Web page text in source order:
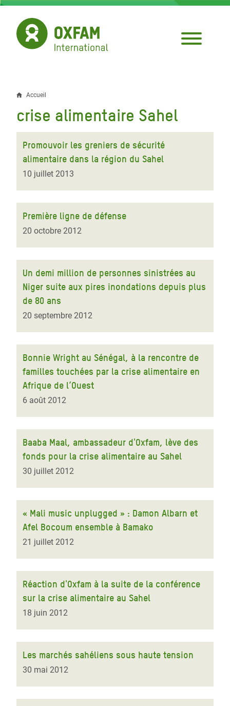
Aller
contenu
principal
Fil
d'Ariane
Accueil
crise alimentaire Sahel
Promouvoir les greniers de sécurité
alimentaire dans la région du Sahel
10 juillet 2013
Première ligne de défense
20 octobre 2012
Un demi million de personnes sinistrées au
Niger suite aux pires inondations depuis plus
de 80 ans
20 septembre 2012
Bonnie Wright au Sénégal, à la rencontre de
familles touchées par la crise alimentaire en
Afrique de l’Ouest
6 août 2012
Baaba Maal, ambassadeur d'Oxfam, lève des
fonds pour la crise alimentaire au Sahel
30 juillet 2012
« Mali music unplugged » : Damon Albarn et
Afel Bocoum ensemble à Bamako
21 juillet 2012
Réaction d'Oxfam à la suite de la conférence
sur la crise alimentaire au Sahel
18 juin 2012
Les marchés sahéliens sous haute tension
30 mai 2012